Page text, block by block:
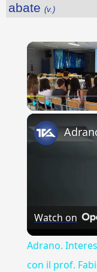
abate (v.)
Watch on
Adrano.
con il prof.